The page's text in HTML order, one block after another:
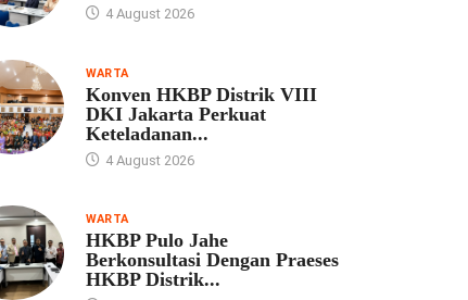
4 August 2026
WARTA
Konven HKBP Distrik VIII
DKI Jakarta Perkuat
Keteladanan...
4 August 2026
WARTA
HKBP Pulo Jahe
Berkonsultasi Dengan Praeses
HKBP Distrik...